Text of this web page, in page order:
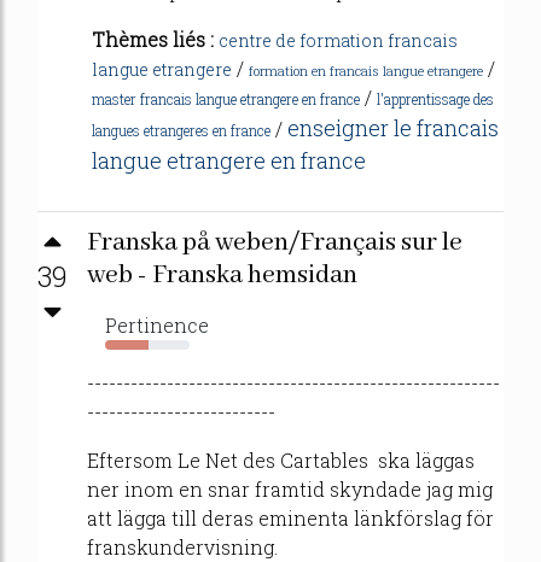
Thèmes liés : centre de formation francais
langue etrangere / formation en francais langue etrangere /
master francais langue etrangere en france / l'apprentissage des
langues etrangeres en france /enseigner le francais
langue etrangere en france
39
Franska på weben/Français sur le
web - Franska hemsidan
Pertinence
52%
---------------------------------------------------------
--------------------------
Eftersom Le Net des Cartables ska läggas
ner inom en snar framtid skyndade jag mig
att lägga till deras eminenta länkförslag för
franskundervisning.